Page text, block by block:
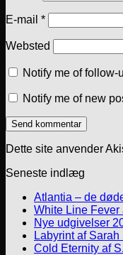
E-mail *
Websted
Notify me of follow-
Notify me of new
Dette site anvender
Seneste indlæg
Atlantia – de
White Line Fever
Nye udgivelser
Labyrint af Sarah
Cold Eternity af